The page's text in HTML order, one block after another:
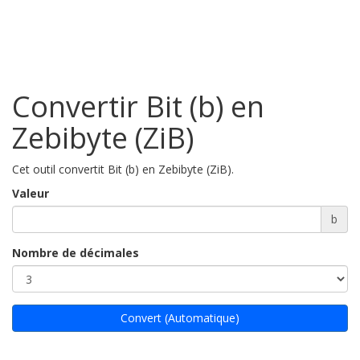
Convertir Bit (b) en
Zebibyte (ZiB)
Cet outil convertit Bit (b) en Zebibyte (ZiB).
Valeur
b
Nombre de décimales
Convert (Automatique)